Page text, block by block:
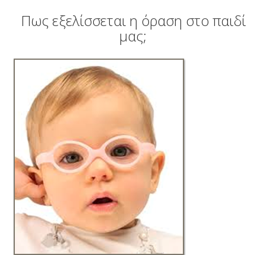
ΤΜΗΜΑ ΚΕΡΑΤΟΕΙΔΟΥΣ & ΜΕΤΑΜΟΣΧΕΥΣΕΩΝ
ΤΜΗΜΑ ΟΦΘΑΛΜΟΛΟΓΙΚΟΥ CHECK UP
ΤΜΗΜΑ ΕΚΠΑΙΔΕΥΣΗΣ & ΕΡΕΥΝΑΣ
ΠΑΘΗΣΕΙΣ
ΣΥΓΧΡΟΝΟΣ ΕΞΟΠΛΙΣΜΟΣ
ΓΙΑΤΡΟΙ
BLOG
ΕΠΙΚΟΙΝΩΝΙΑ
Πως εξελίσσεται η όραση στο παιδί
μας;